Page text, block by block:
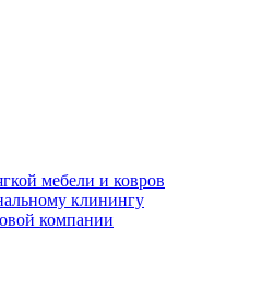
мебели и ковров
клинингу
компании